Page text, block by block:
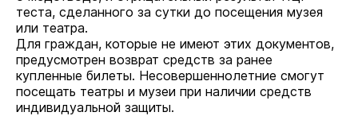
теста, сделанного за сутки до посещения музея
или театра.
Для граждан, которые не имеют этих документов,
предусмотрен возврат средств за ранее
купленные билеты. Несовершеннолетние смогут
посещать театры и музеи при наличии средств
индивидуальной защиты.